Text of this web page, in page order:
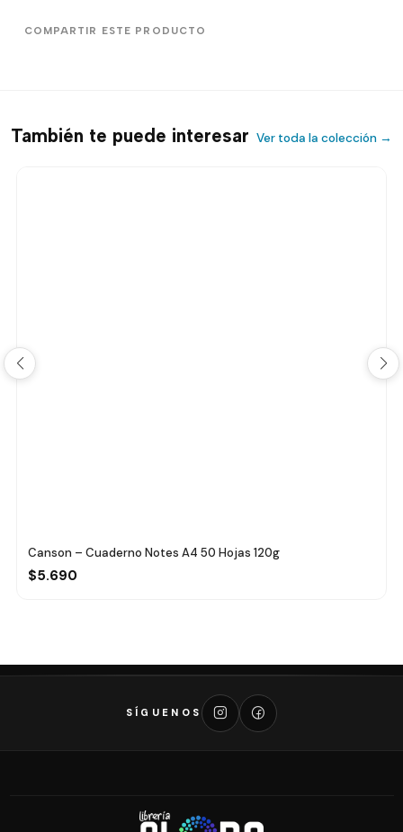
COMPARTIR ESTE PRODUCTO
También te puede interesar Ver toda la colección →
Canson – Cuaderno Notes A4 50 Hojas 120g
$5.690
SÍGUENOS